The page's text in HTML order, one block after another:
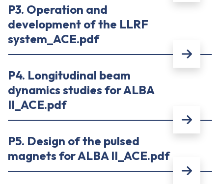
P3. Operation and
development of the LLRF
system_ACE.pdf
P4. Longitudinal beam
dynamics studies for ALBA
II_ACE.pdf
P5. Design of the pulsed
magnets for ALBA II_ACE.pdf